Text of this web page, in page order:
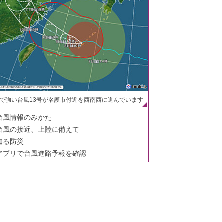
強い台風13号が名護市付近を西南西に進んでいます
風情報のみかた
風の接近、上陸に備えて
る防災
プリで台風進路予報を確認